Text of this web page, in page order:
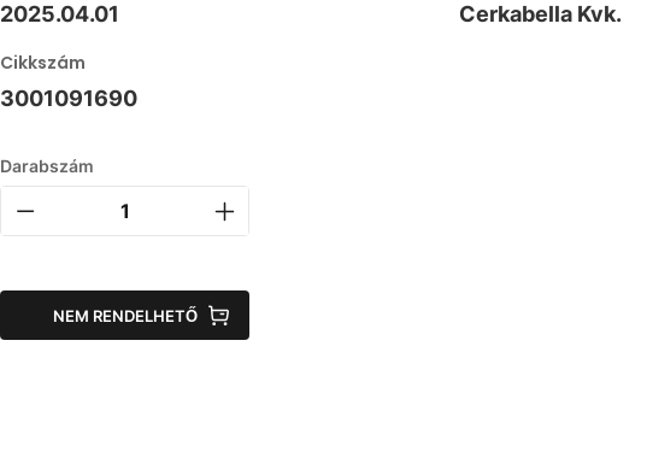
2025.04.01 Cerkabella Kvk.
Cikkszám
3001091690
Darabszám
NEM RENDELHETŐ